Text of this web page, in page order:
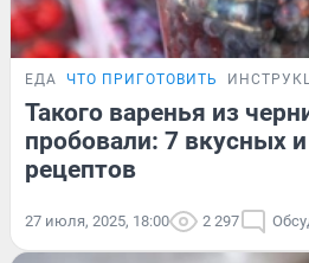
ЕДА ЧТО ПРИГОТОВИТЬ
Такого варенья из
пробовали: 7 вкусных
рецептов
27 июля, 2025, 18:00 2 297